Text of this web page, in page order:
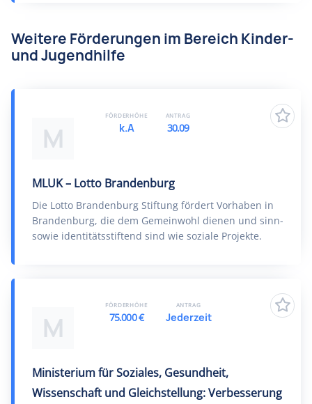
Weitere Förderungen im Bereich Kinder-
und Jugendhilfe
M
MLUK – Lotto Brandenburg
Die Lotto Brandenburg Stiftung fördert Vorhaben in
Brandenburg, die dem Gemeinwohl dienen und sinn-
sowie identitätsstiftend sind wie soziale Projekte.
FÖRDERHÖHE
k.A
ANTRAG
30.09
M
Ministerium für Soziales, Gesundheit,
Wissenschaft und Gleichstellung: Verbesserung
FÖRDERHÖHE
75.000 €
ANTRAG
Jederzeit